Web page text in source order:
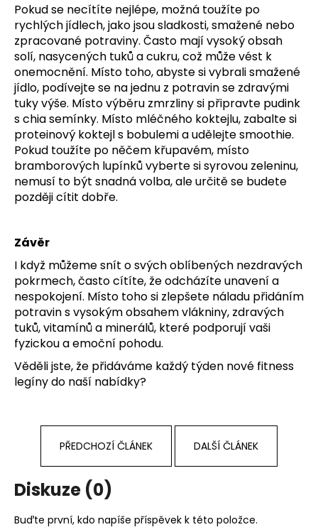
Pokud se necítíte nejlépe, možná toužíte po
rychlých jídlech, jako jsou sladkosti, smažené nebo
zpracované potraviny. Často mají vysoký obsah
solí, nasycených tuků a cukru, což může vést k
onemocnění. Místo toho, abyste si vybrali smažené
jídlo, podívejte se na jednu z potravin se zdravými
tuky výše. Místo výběru zmrzliny si připravte pudink
s chia semínky. Místo mléčného koktejlu, zabalte si
proteinový koktejl s bobulemi a udělejte smoothie.
Pokud toužíte po něčem křupavém, místo
bramborových lupínků vyberte si syrovou zeleninu,
nemusí to být snadná volba, ale určitě se budete
později cítit dobře.
Závěr
I když můžeme snít o svých oblíbených nezdravých
pokrmech, často cítíte, že odcházíte unavení a
nespokojení. Místo toho si zlepšete náladu přidáním
potravin s vysokým obsahem vlákniny, zdravých
tuků, vitamínů a minerálů, které podporují vaši
fyzickou a emoční pohodu.
Věděli jste, že přidáváme každý týden nové fitness
legínydo naší nabídky?
PŘEDCHOZÍ ČLÁNEK DALŠÍ ČLÁNEK
Diskuze (0)
Buďte první, kdo napíše příspěvek k této položce.